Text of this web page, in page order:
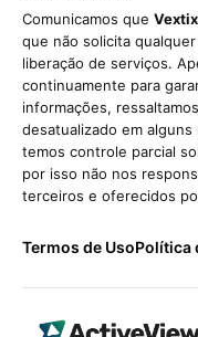
Comunicamos que Vextix
que não solicita
liberação de serviços.
continuamente para
informações,
desatualizado em
temos controle parcial
por isso não nos
terceiros e oferecidos
Termos de UsoPolítica